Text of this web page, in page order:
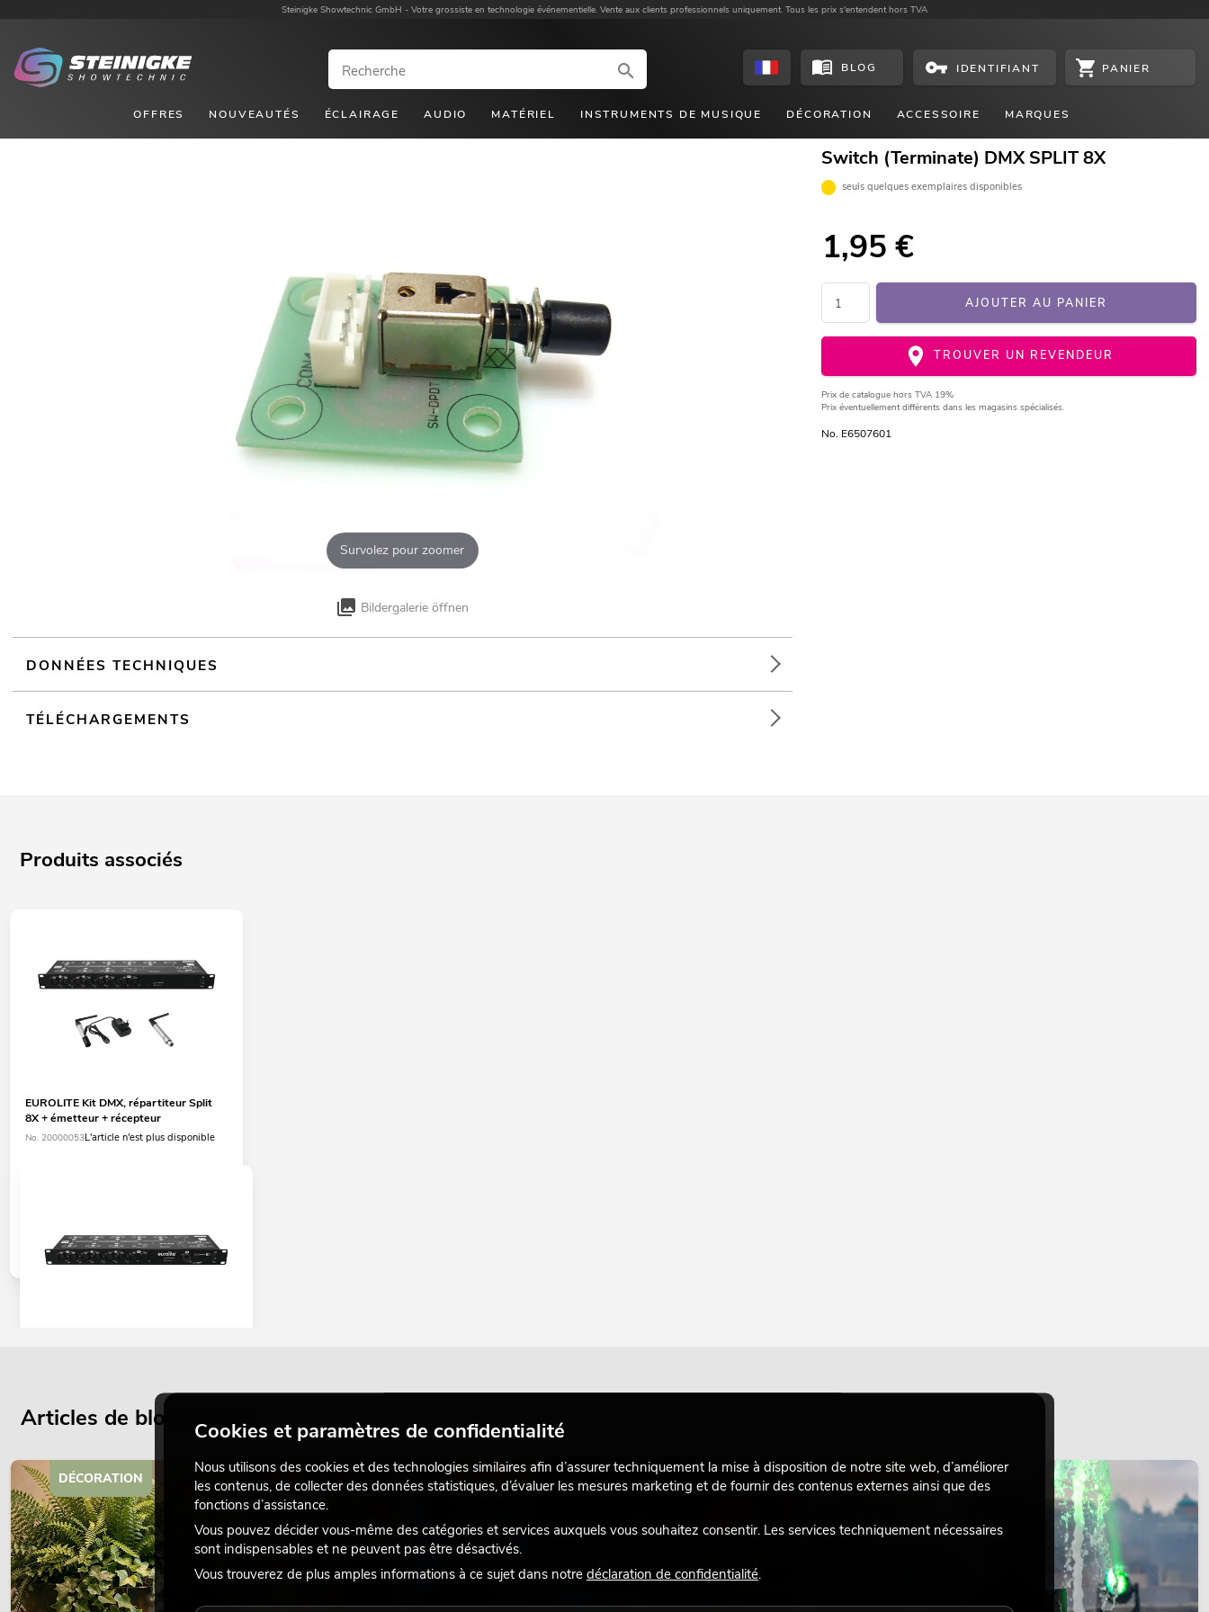
Steinigke Showtechnic GmbH - Votre grossiste en technologie événementielle. Vente aux clients professionnels uniquement. Tous les prix s'entendent hors TVA
BLOG IDENTIFIANT PANIER
OFFRES NOUVEAUTÉS ÉCLAIRAGE AUDIO MATÉRIEL INSTRUMENTS DE MUSIQUE DÉCORATION ACCESSOIRE MARQUES
Survolez pour zoomer
Bildergalerie öffnen
Switch (Terminate) DMX SPLIT 8X
seuls quelques exemplaires disponibles
1,95 €
AJOUTER AU PANIER
TROUVER UN REVENDEUR
Prix de catalogue hors TVA 19%
Prix éventuellement différents dans les magasins spécialisés.
No. E6507601
DONNÉES TECHNIQUES
TÉLÉCHARGEMENTS
Produits associés
EUROLITE Kit DMX, répartiteur Split
8X + émetteur + récepteur
No. 20000053L'article n'est plus disponible
Le stock suffit pour env. 12 semaines.
179,00€
Articles de blog actuels
DÉCORATION ÉCLAIRAGE ÉCLAIRAGE
Cookies et paramètres de confidentialité
Nous utilisons des cookies et des technologies similaires afin d’assurer techniquement la mise à disposition de notre site web, d’améliorer
les contenus, de collecter des données statistiques, d’évaluer les mesures marketing et de fournir des contenus externes ainsi que des
fonctions d’assistance.
Vous pouvez décider vous-même des catégories et services auxquels vous souhaitez consentir. Les services techniquement nécessaires
sont indispensables et ne peuvent pas être désactivés.
Vous trouverez de plus amples informations à ce sujet dans notre déclaration de confidentialité.